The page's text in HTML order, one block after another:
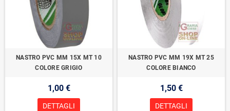
NASTRO PVC MM 15X MT 10
COLORE GRIGIO
1,00 €
DETTAGLI
NASTRO PVC MM 19X MT 25
COLORE BIANCO
1,50 €
DETTAGLI